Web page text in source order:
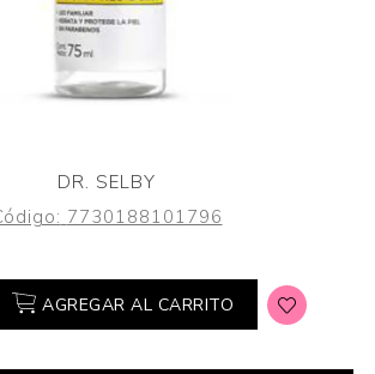
DR. SELBY
7730188101796
AGREGAR AL CARRITO